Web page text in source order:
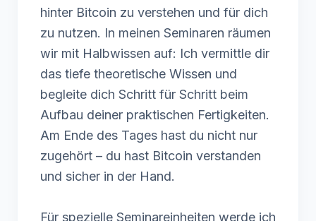
hinter Bitcoin zu verstehen und für dich
zu nutzen. In meinen Seminaren räumen
wir mit Halbwissen auf: Ich vermittle dir
das tiefe theoretische Wissen und
begleite dich Schritt für Schritt beim
Aufbau deiner praktischen Fertigkeiten.
Am Ende des Tages hast du nicht nur
zugehört – du hast Bitcoin verstanden
und sicher in der Hand.
Für spezielle Seminareinheiten werde ich